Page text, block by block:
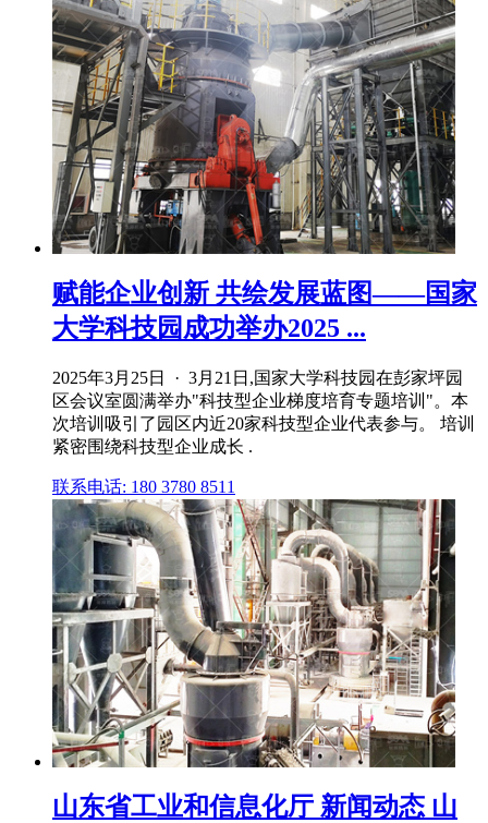
赋能企业创新 共绘发展蓝图——国家
大学科技园成功举办2025 ...
2025年3月25日 · 3月21日,国家大学科技园在彭家坪园
区会议室圆满举办"科技型企业梯度培育专题培训"。本
次培训吸引了园区内近20家科技型企业代表参与。 培训
紧密围绕科技型企业成长 .
联系电话: 180 3780 8511
山东省工业和信息化厅 新闻动态 山